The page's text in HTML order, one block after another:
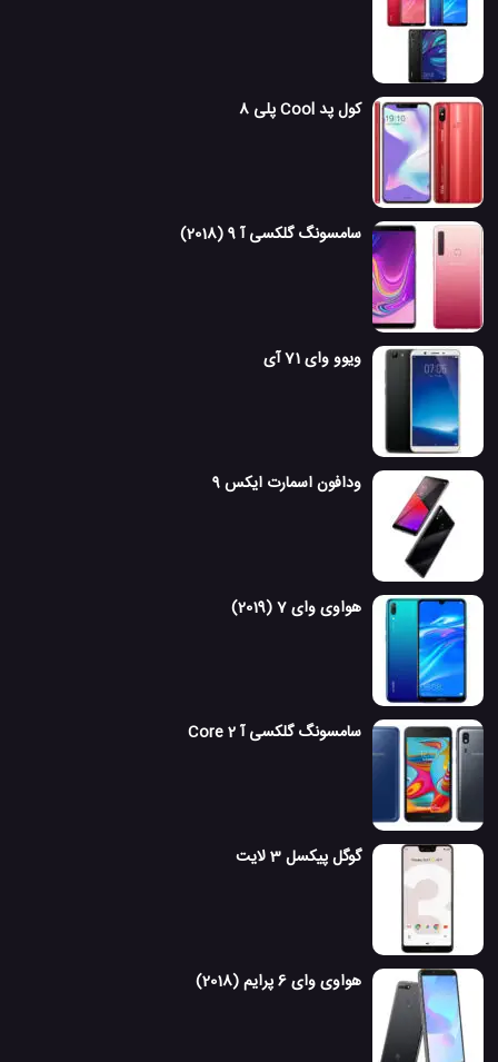
کول پد Cool پلی 8
سامسونگ گلکسی آ 9 (2018)
ویوو وای 71 آی
ودافون اسمارت ایکس 9
هواوی وای 7 (2019)
سامسونگ گلکسی آ 2 Core
گوگل پیکسل 3 لایت
هواوی وای 6 پرایم (2018)